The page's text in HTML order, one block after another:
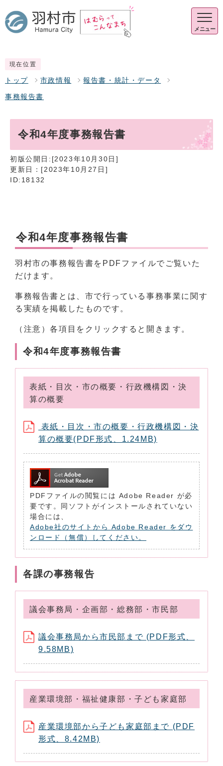
メニュー
現在位置
トップ 市政情報 報告書・統計・データ
事務報告書
令和4年度事務報告書
初版公開日:[2023年10月30日]
更新日：[2023年10月27日]
ID:18132
令和4年度事務報告書
羽村市の事務報告書をPDFファイルでご覧いた
だけます。
事務報告書とは、市で行っている事務事業に関す
る実績を掲載したものです。
（注意）各項目をクリックすると開きます。
令和4年度事務報告書
表紙・目次・市の概要・行政機構図・決
算の概要
表紙・目次・市の概要・行政機構図・決
算の概要(PDF形式、1.24MB)
PDFファイルの閲覧には Adobe Reader が必
要です。同ソフトがインストールされていない
場合には、
Adobe社のサイトから Adobe Reader をダウ
ンロード（無償）してください。
各課の事務報告
議会事務局・企画部・総務部・市民部
議会事務局から市民部まで (PDF形式、
9.58MB)
産業環境部・福祉健康部・子ども家庭部
産業環境部から子ども家庭部まで (PDF
形式、8.42MB)